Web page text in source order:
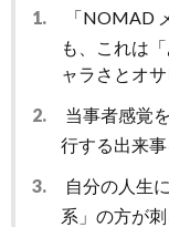
1.
「NOMAD
も、これは
ャラさとオ
2.
当事者感覚
行する出来
3.
自分の人生
系」の方が